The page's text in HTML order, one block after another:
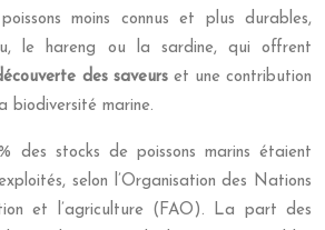
moins connus et plus durables,
le hareng ou la sardine, qui offrent
des saveurs et une contribution
biodiversité marine.
des stocks de poissons marins étaient
selon l’Organisation des Nations
et l’agriculture (FAO). La part des